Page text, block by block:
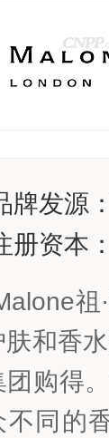
牌发源
册资本
祖
肤和香
团购得
不同的